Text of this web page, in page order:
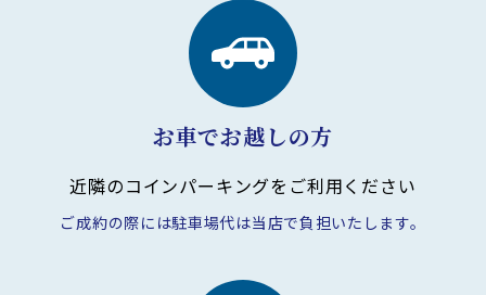
お車でお越しの方
近隣のコインパーキングを ご利用ください
ご成約の際には駐車場代は当店で負担いたします。